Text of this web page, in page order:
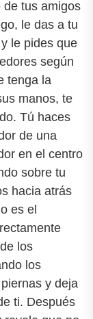
de tus amigos
le das a tu
le pides que
según
tenga la
manos, te
Tú haces
de una
en el centro
sobre tu
hacia atrás
es el
los
los
y deja
ti. Después